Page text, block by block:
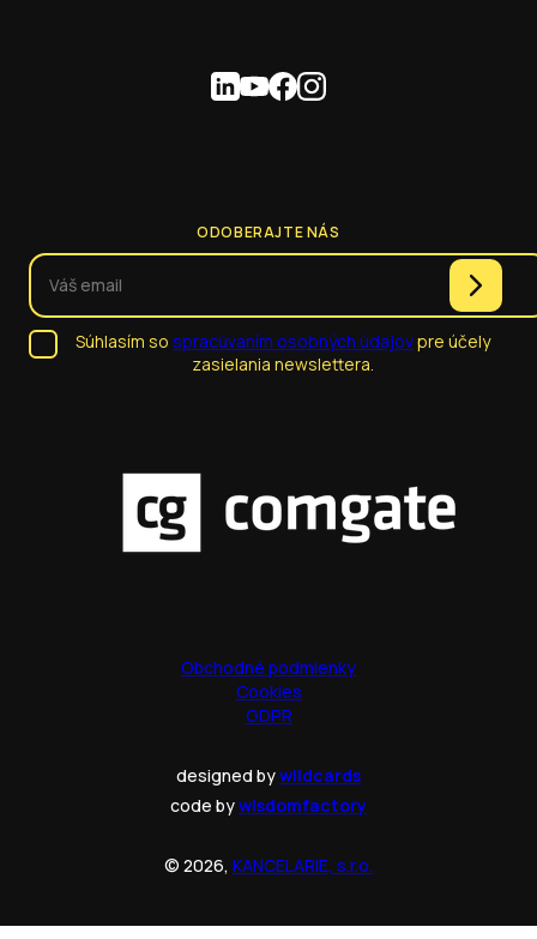
ODOBERAJTE NÁS
Súhlasím so spracúvaním osobných údajovpre účely
zasielania newslettera.
Obchodné podmienky
Cookies
GDPR
designed bywildcards
code bywisdomfactory
© 2026, KANCELARIE, s.r.o.